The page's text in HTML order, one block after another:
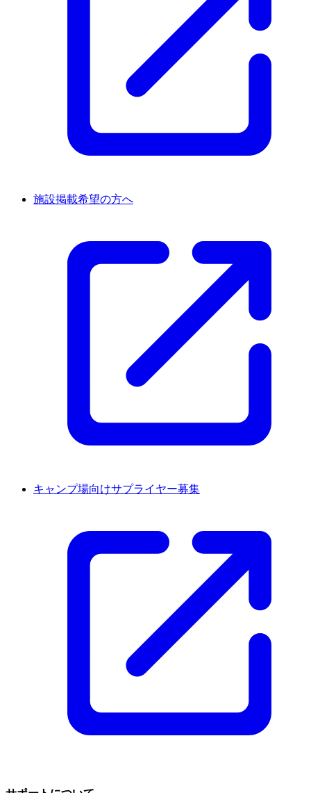
施設掲載希望の方へ
キャンプ場向けサプライヤー募集